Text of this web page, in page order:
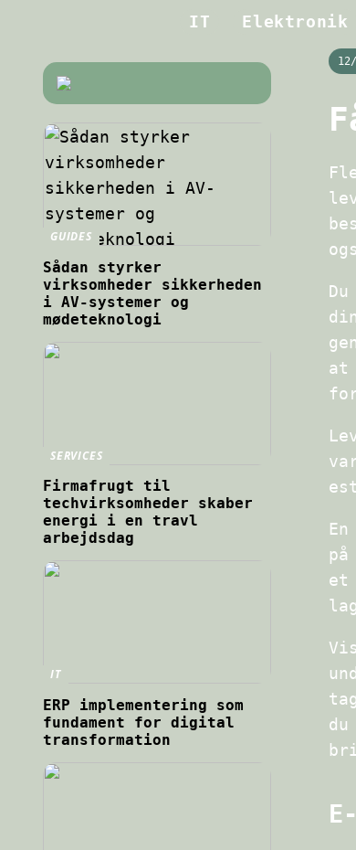
IT Elektronik
at
et
GUIDES
Sådan styrker
virksomheder sikkerheden
i AV-systemer og
mødeteknologi
SERVICES
Firmafrugt til
techvirksomheder skaber
energi i en travl
arbejdsdag
IT
ERP implementering som
fundament for digital
transformation